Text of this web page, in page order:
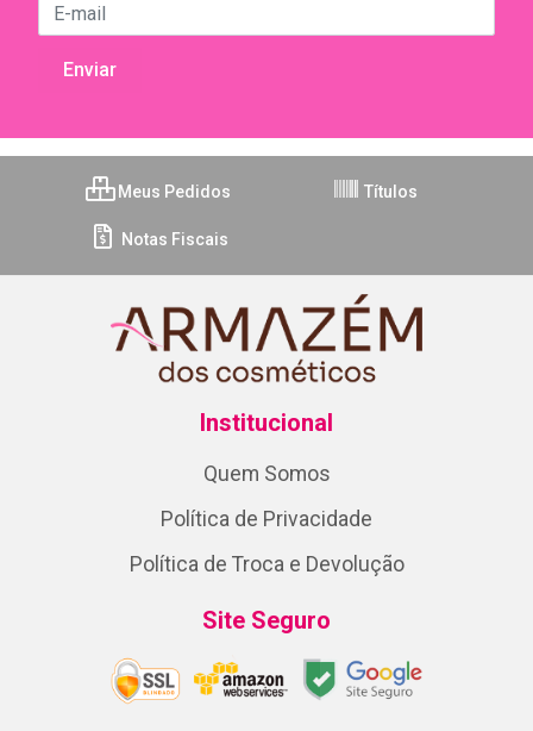
Meus Pedidos Títulos
Notas Fiscais
Institucional
Quem Somos
Política de Privacidade
Política de Troca e Devolução
Site Seguro